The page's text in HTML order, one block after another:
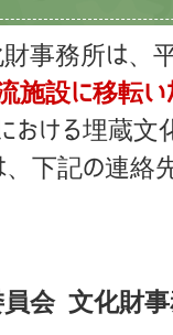
事務所は、
施設に移転い
おける埋蔵文
下記の連絡
会 文化財